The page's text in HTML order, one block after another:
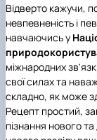
Відверто кажучи,
невпевненість і
навчаючись у
міжнародних
свої силах та
складно, як може
Рецепт простий,
пізнання нового